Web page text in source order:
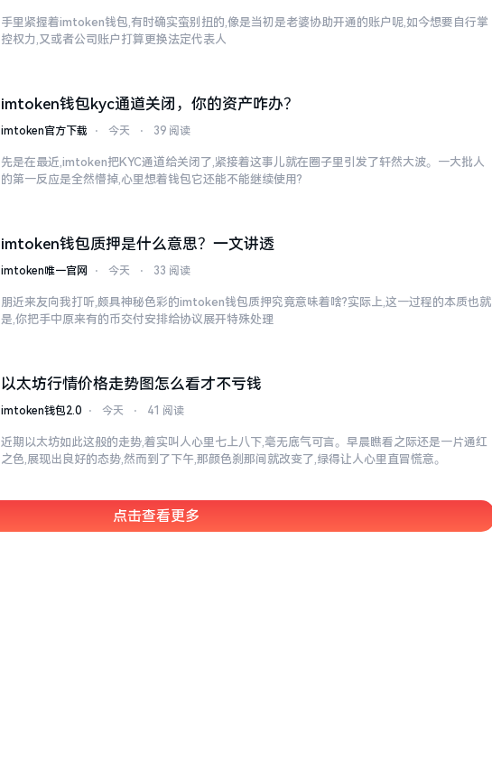
手里紧握着imtoken钱包,有时确实蛮别扭的,像是当初是老婆协助开通的账户呢,如今想要自行掌
控权力,又或者公司账户打算更换法定代表人
imtoken钱包kyc通道关闭，你的资产咋办？
imtoken官方下载 ⋅ 今天 ⋅ 39 阅读
先是在最近,imtoken把KYC通道给关闭了,紧接着这事儿就在圈子里引发了轩然大波。一大批人
的第一反应是全然懵掉,心里想着钱包它还能不能继续使用?
imtoken钱包质押是什么意思？一文讲透
imtoken唯一官网 ⋅ 今天 ⋅ 33 阅读
朋近来友向我打听,颇具神秘色彩的imtoken钱包质押究竟意味着啥?实际上,这一过程的本质也就
是,你把手中原来有的币交付安排给协议展开特殊处理
以太坊行情价格走势图怎么看才不亏钱
imtoken钱包2.0 ⋅ 今天 ⋅ 41 阅读
近期以太坊如此这般的走势,着实叫人心里七上八下,毫无底气可言。早晨瞧看之际还是一片通红
之色,展现出良好的态势,然而到了下午,那颜色刹那间就改变了,绿得让人心里直冒慌意。
点击查看更多